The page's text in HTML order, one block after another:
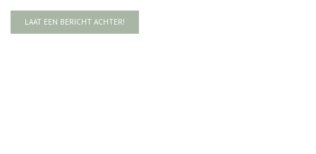
LAAT EEN BERICHT ACHTER!